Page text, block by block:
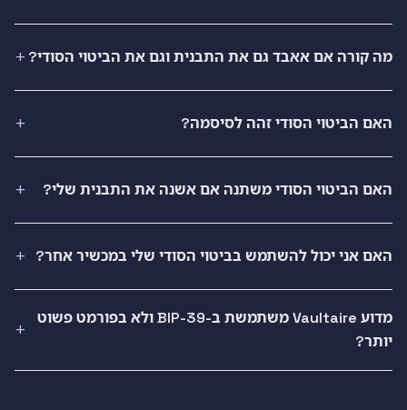
מה קורה אם אאבד גם את התבנית וגם את הביטוי הסודי?
האם הביטוי הסודי זהה לסיסמה?
האם הביטוי הסודי משתנה אם אשנה את התבנית שלי?
האם אני יכול להשתמש בביטוי הסודי שלי במכשיר אחר?
מדוע Vaultaire משתמשת ב-BIP-39 ולא בפורמט פשוט
יותר?